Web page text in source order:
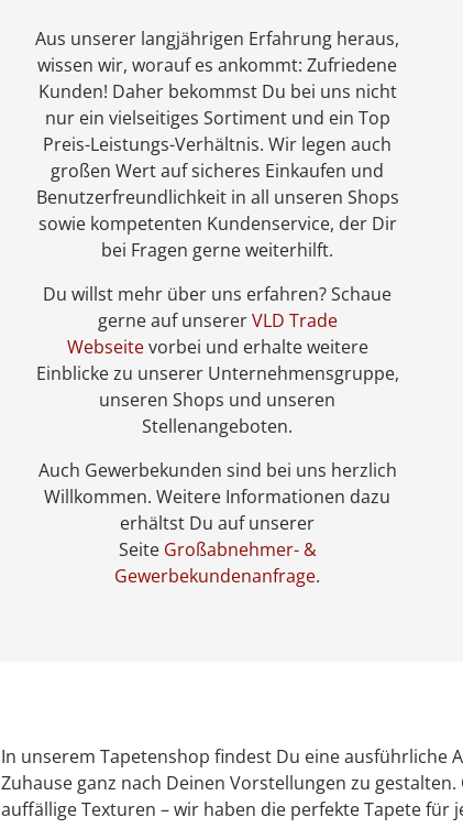
Aus unserer langjährigen Erfahrung heraus,
wissen wir, worauf es ankommt: Zufriedene
Kunden! Daher bekommst Du bei uns nicht
nur ein vielseitiges Sortiment und ein Top
Preis-Leistungs-Verhältnis. Wir legen auch
großen Wert auf sicheres Einkaufen und
Benutzerfreundlichkeit in all unseren Shops
sowie kompetenten Kundenservice, der Dir
bei Fragen gerne weiterhilft.
Du willst mehr über uns erfahren? Schaue
gerne auf unsererVLD Trade
Webseitevorbei und erhalte weitere
Einblicke zu unserer Unternehmensgruppe,
unseren Shops und unseren
Stellenangeboten.
Auch Gewerbekunden sind bei uns herzlich
Willkommen. Weitere Informationen dazu
erhältst Du auf unserer
Seite Großabnehmer- &
Gewerbekundenanfrage.
In unserem Tapetenshop findest Du eine ausführliche
Zuhause ganz nach Deinen Vorstellungen zu
auffällige Texturen – wir haben die perfekte Tapete für